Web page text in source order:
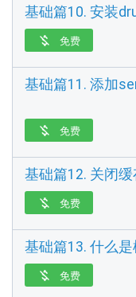
基础篇10. 安装
 免费
基础篇11. 添加
 免费
基础篇12. 关闭
 免费
基础篇13. 什么
 免费